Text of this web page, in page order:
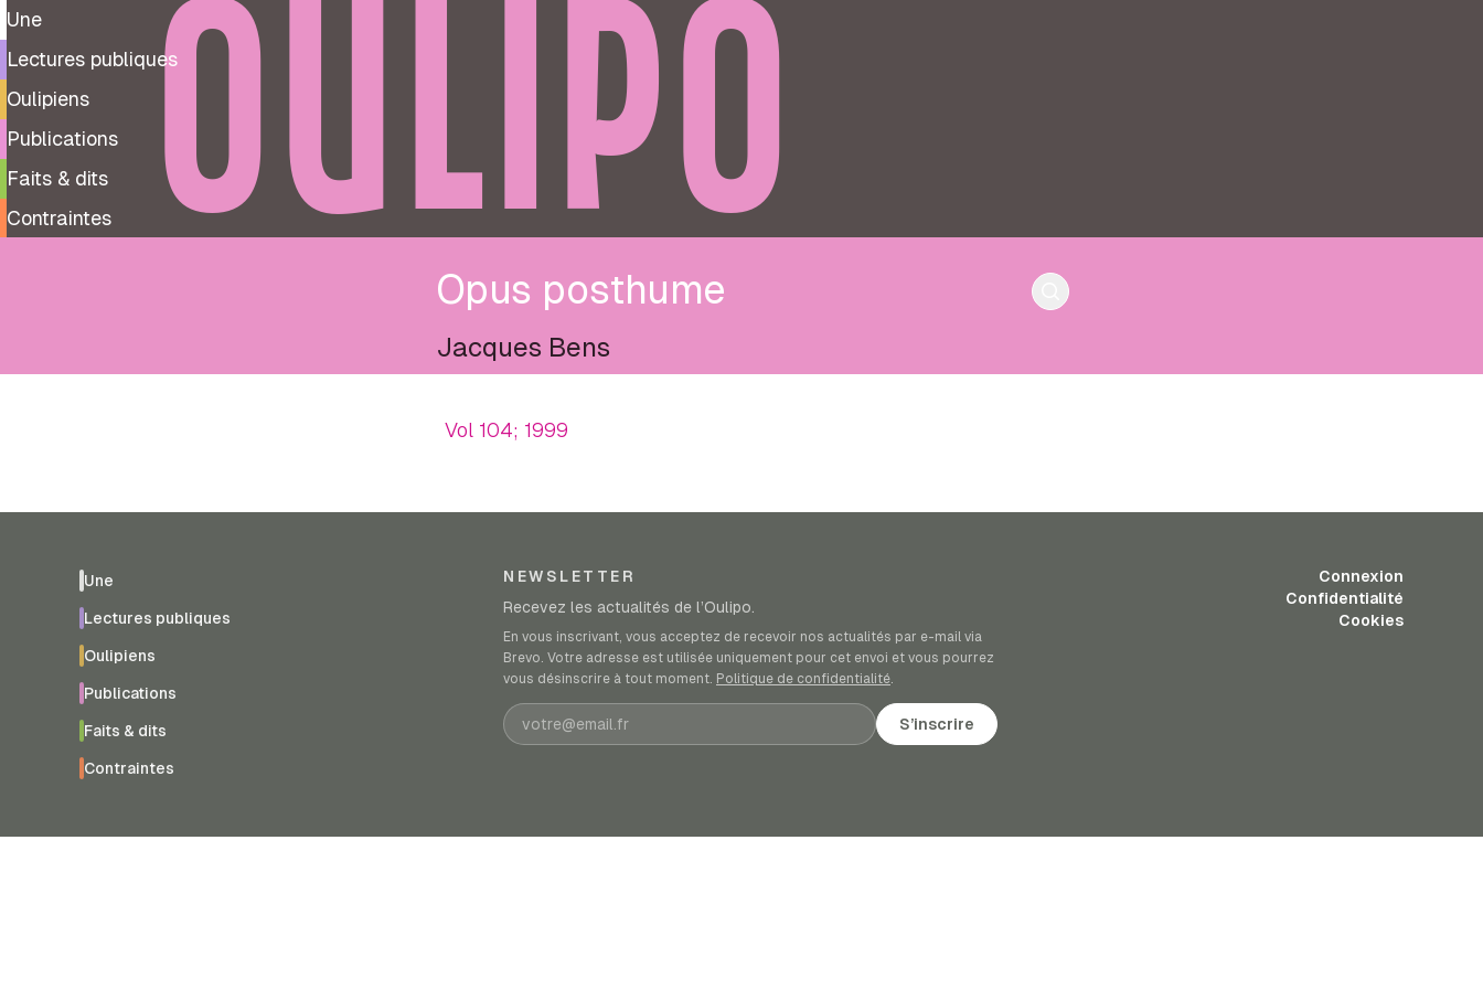
Une
Lectures publiques
Oulipiens
Publications
Faits & dits
Contraintes
OULIPO
Opus posthume
Jacques Bens
Vol 104; 1999
Une
Lectures publiques
Oulipiens
Publications
Faits & dits
Contraintes
NEWSLETTER
Recevez les actualités de l’Oulipo.
En vous inscrivant, vous acceptez de recevoir nos actualités par e-mail via
Brevo. Votre adresse est utilisée uniquement pour cet envoi et vous pourrez
vous désinscrire à tout moment. Politique de confidentialité.
Adresse e-mail S’inscrire
Connexion
Confidentialité
Cookies